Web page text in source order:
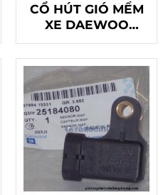
CỔ HÚT GIÓ MỀM
XE DAEWOO
MAGNUS 2.5